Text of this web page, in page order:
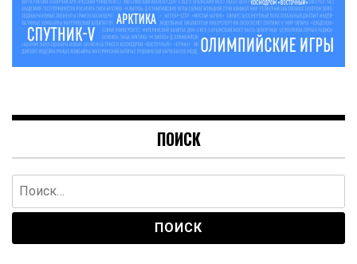
ПОИСК
Найти: